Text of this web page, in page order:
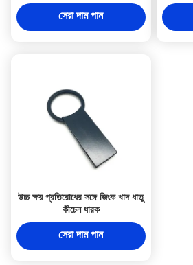
সেরা দাম পান
উচ্চ ক্ষয় প্রতিরোধের সঙ্গে জিংক খাদ ধাতু
কীচেন ধারক
সেরা দাম পান